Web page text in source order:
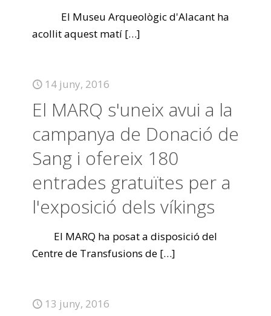
El Museu Arqueològic d'Alacant ha
acollit aquest matí […]
14 juny, 2016
El MARQ s'uneix avui a la
campanya de Donació de
Sang i ofereix 180
entrades gratuïtes per a
l'exposició dels víkings
El MARQ ha posat a disposició del
Centre de Transfusions de […]
13 juny, 2016